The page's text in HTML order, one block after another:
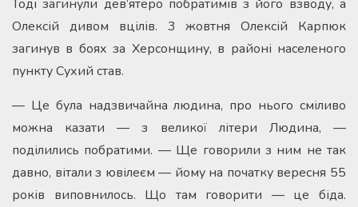
Тоді загинули дев’ятеро побратимів з його взводу, а
Олексій дивом вцілів. 3 жовтня Олексій Карпюк
загинув в боях за Херсонщину, в районі населеного
пункту Сухий став.
— Це була надзвичайна людина, про нього сміливо
можна казати — з великої літери Людина, —
поділились побратими. — Ще говорили з ним не так
давно, вітали з ювілеєм — йому на початку вересня 55
років виповнилось. Що там говорити — це біда.